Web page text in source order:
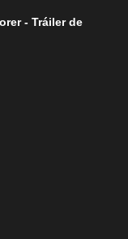
- Tráiler de